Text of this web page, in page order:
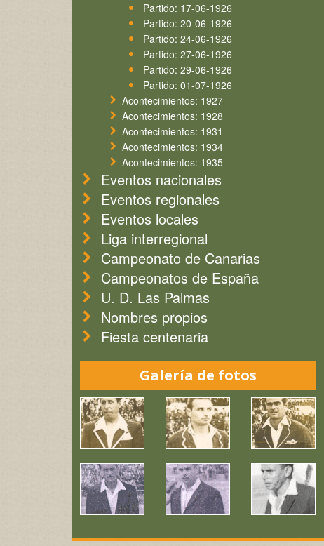
Partido: 17-06-1926
Partido: 20-06-1926
Partido: 24-06-1926
Partido: 27-06-1926
Partido: 29-06-1926
Partido: 01-07-1926
Acontecimientos: 1927
Acontecimientos: 1928
Acontecimientos: 1931
Acontecimientos: 1934
Acontecimientos: 1935
Eventos nacionales
Eventos regionales
Eventos locales
Liga interregional
Campeonato de Canarias
Campeonatos de España
U. D. Las Palmas
Nombres propios
Fiesta centenaria
Galería de fotos